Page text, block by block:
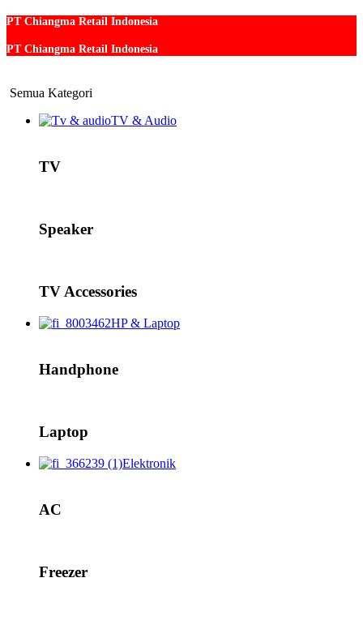
PT Chiangma Retail Indonesia
PT Chiangma Retail Indonesia
Semua Kategori
TV & Audio
TV
Speaker
TV Accessories
HP & Laptop
Handphone
Laptop
Elektronik
AC
Freezer